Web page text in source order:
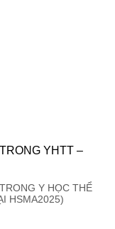
YHTT –
Y HỌC THỂ
HSMA2025)